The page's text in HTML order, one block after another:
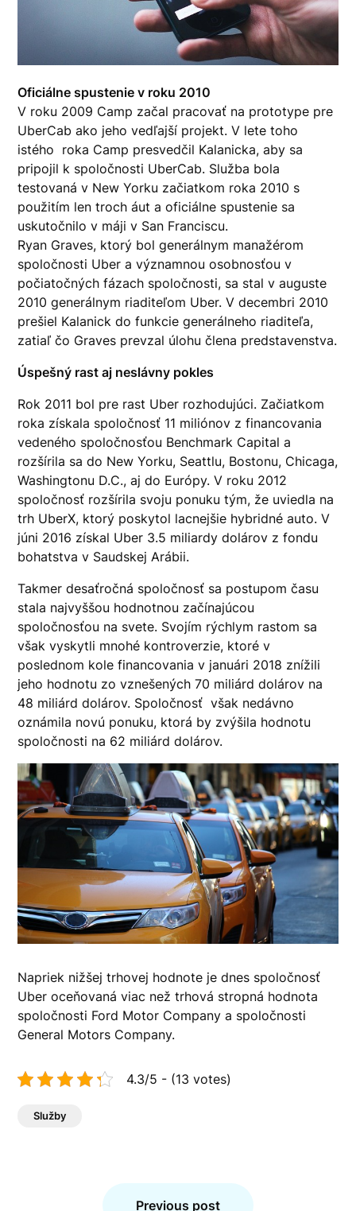
Oficiálne spustenie v roku 2010
V roku 2009 Camp začal pracovať na prototype pre
UberCab ako jeho vedľajší projekt. V lete toho
istého roka Camp presvedčil Kalanicka, aby sa
pripojil k spoločnosti UberCab. Služba bola
testovaná v New Yorku začiatkom roka 2010 s
použitím len troch áut a oficiálne spustenie sa
uskutočnilo v máji v San Franciscu.
Ryan Graves, ktorý bol generálnym manažérom
spoločnosti Uber a významnou osobnosťou v
počiatočných fázach spoločnosti, sa stal v auguste
2010 generálnym riaditeľom Uber. V decembri 2010
prešiel Kalanick do funkcie generálneho riaditeľa,
zatiaľ čo Graves prevzal úlohu člena predstavenstva.
Úspešný rast aj neslávny pokles
Rok 2011 bol pre rast Uber rozhodujúci. Začiatkom
roka získala spoločnosť 11 miliónov z financovania
vedeného spoločnosťou Benchmark Capital a
rozšírila sa do New Yorku, Seattlu, Bostonu, Chicaga,
Washingtonu D.C., aj do Európy. V roku 2012
spoločnosť rozšírila svoju ponuku tým, že uviedla na
trh UberX, ktorý poskytol lacnejšie hybridné auto. V
júni 2016 získal Uber 3.5 miliardy dolárov z fondu
bohatstva v Saudskej Arábii.
Takmer desaťročná spoločnosť sa postupom času
stala najvyššou hodnotnou začínajúcou
spoločnosťou na svete. Svojím rýchlym rastom sa
však vyskytli mnohé kontroverzie, ktoré v
poslednom kole financovania v januári 2018 znížili
jeho hodnotu zo vznešených 70 miliárd dolárov na
48 miliárd dolárov. Spoločnosť však nedávno
oznámila novú ponuku, ktorá by zvýšila hodnotu
spoločnosti na 62 miliárd dolárov.
Napriek nižšej trhovej hodnote je dnes spoločnosť
Uber oceňovaná viac než trhová stropná hodnota
spoločnosti Ford Motor Company a spoločnosti
General Motors Company.
4.3/5 - (13 votes)
Služby
Previous post